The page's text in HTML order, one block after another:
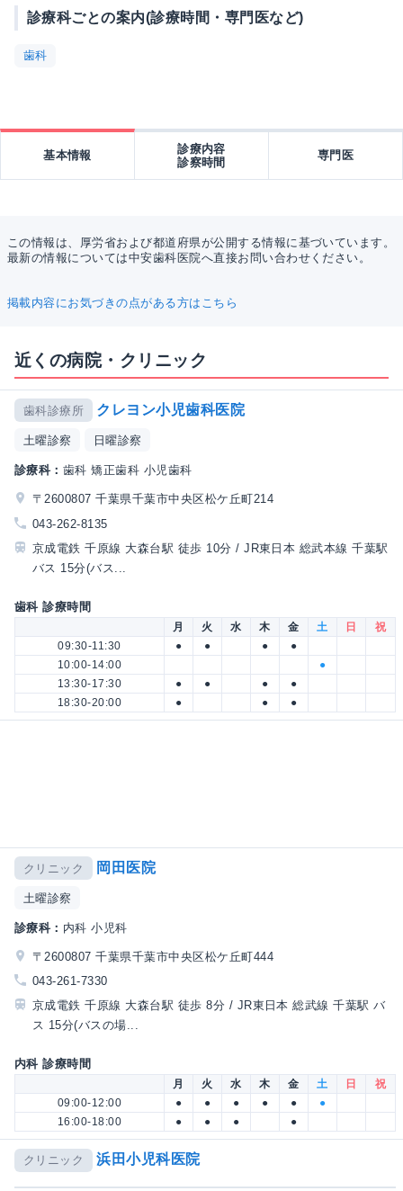
診療科ごとの案内(診療時間・専門医など)
歯科
基本情報
診療内容
診察時間
専門医
この情報は、厚労省および都道府県が公開する情報に基づいています。
最新の情報については中安歯科医院へ直接お問い合わせください。
掲載内容にお気づきの点がある方はこちら
近くの病院・クリニック
歯科診療所 クレヨン小児歯科医院
土曜診察 日曜診察
診療科： 歯科 矯正歯科 小児歯科
〒2600807 千葉県千葉市中央区松ケ丘町214
043-262-8135
京成電鉄 千原線 大森台駅 徒歩 10分 / JR東日本 総武本線 千葉駅
バス 15分(バス...
歯科 診療時間
月 火 水 木 金 土 日
祝
09:30-11:30
● ● ●
●
10:00-14:00
●
13:30-17:30
● ● ●
●
18:30-20:00
● ● ●
クリニック 岡田医院
土曜診察
診療科： 内科 小児科
〒2600807 千葉県千葉市中央区松ケ丘町444
043-261-7330
京成電鉄 千原線 大森台駅 徒歩 8分 / JR東日本 総武線 千葉駅 バ
ス 15分(バスの場...
内科 診療時間
月 火 水 木 金 土 日
祝
09:00-12:00
● ● ● ● ●
●
16:00-18:00
● ● ● ●
クリニック 浜田小児科医院